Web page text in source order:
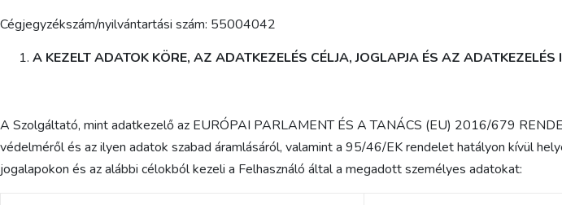
Cégjegyzékszám/nyilvántartási szám: 55004042
A KEZELT ADATOK KÖRE, AZ ADATKEZELÉS CÉLJA, JOGLAPJA ÉS AZ
A Szolgáltató, mint adatkezelő az EURÓPAI PARLAMENT ÉS A TANÁCS (EU) 2016/679
védelméről és az ilyen adatok szabad áramlásáról, valamint a 95/46/EK rendelet hatályon kívül
jogalapokon és az alábbi célokból kezeli a Felhasználó által a megadott személyes adatokat: